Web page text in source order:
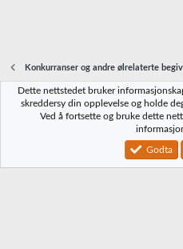
Konkurranser og andre ølrelaterte
Norbrygg-default
Vilkår og regler
Community platform by XenForo® © 2010-
Dette nettstedet bruker
skreddersy din opplevelse og holde
Ved å fortsette og bruke dette
Godta